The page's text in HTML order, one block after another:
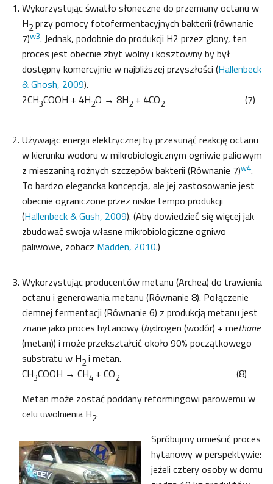
Wykorzystując światło słoneczne do przemiany octanu w
H2 przy pomocy fotofermentacyjnych bakterii (równanie
7)w3. Jednak, podobnie do produkcji H2 przez glony, ten
proces jest obecnie zbyt wolny i kosztowny by był
dostępny komercyjnie w najbliższej przyszłości (Hallenbeck
& Ghosh, 2009).
2CH3COOH + 4H2O → 8H2 + 4CO2 (7)
Używając energii elektrycznej by przesunąć reakcję octanu
w kierunku wodoru w mikrobiologicznym ogniwie paliowym
z mieszaniną rożnych szczepów bakterii (Równanie 7)w4.
To bardzo elegancka koncepcja, ale jej zastosowanie jest
obecnie ograniczone przez niskie tempo produkcji
(Hallenbeck & Gush, 2009). (Aby dowiedzieć się więcej jak
zbudować swoja własne mikrobiologiczne ogniwo
paliwowe, zobacz Madden, 2010.)
Wykorzystując producentów metanu (Archea) do trawienia
octanu i generowania metanu (Równanie 8). Połączenie
ciemnej fermentacji (Równanie 6) z produkcją metanu jest
znane jako proces hytanowy (hydrogen (wodór) + methane
(metan)) i może przekształcić około 90% początkowego
substratu w H2 i metan.
CH3COOH → CH4 + CO2 (8)
Metan może zostać poddany reformingowi parowemu w
celu uwolnienia H2.
Spróbujmy umieścić proces
hytanowy w perspektywie:
jeżeli cztery osoby w domu